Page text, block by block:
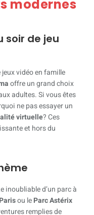
modernes
soir de jeu
vidéo en famille
offre un grand choix
adultes. Si vous êtes
ne pas essayer un
virtuelle? Ces
et hors du
inoubliable d’un parc à
ou leParc Astérix
remplies de